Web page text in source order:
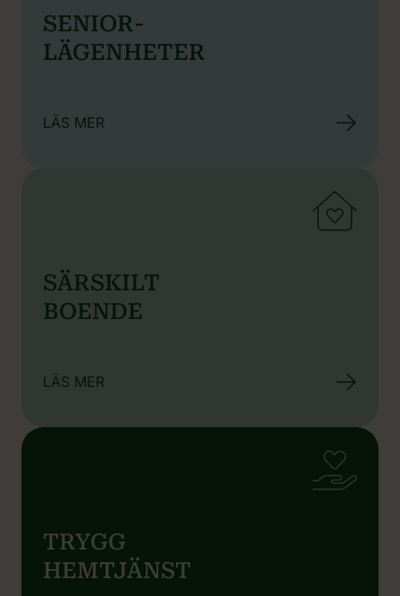
SENIOR-
LÄGENHETER
LÄS MER
SÄRSKILT
BOENDE
LÄS MER
TRYGG
HEMTJÄNST